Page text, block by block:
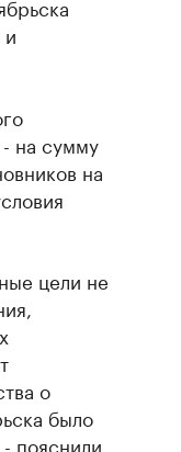
- на сумму
на
цели не
о
было
пояснили